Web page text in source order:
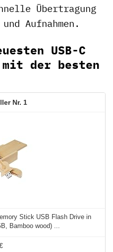
Übertragung
Aufnahmen.
USB-C
der besten
1
Stick USB Flash Drive in
Bamboo wood) ...